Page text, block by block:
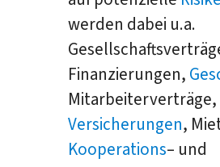
werden dabei u.a.
Finanzierungen,
Mitarbeiterverträge,
Versicherungen,
Kooperations– und